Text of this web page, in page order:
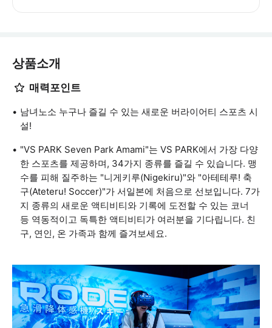
상품소개
매력포인트
남녀노소 누구나 즐길 수 있는 새로운 버라이어티 스포츠 시
설!
"VS PARK Seven Park Amami"는 VS PARK에서 가장 다양
한 스포츠를 제공하며, 34가지 종류를 즐길 수 있습니다. 맹
수를 피해 질주하는 "니게키루(Nigekiru)"와 "아테테루! 축
구(Ateteru! Soccer)"가 서일본에 처음으로 선보입니다. 7가
지 종류의 새로운 액티비티와 기록에 도전할 수 있는 코너
등 역동적이고 독특한 액티비티가 여러분을 기다립니다. 친
구, 연인, 온 가족과 함께 즐겨보세요.